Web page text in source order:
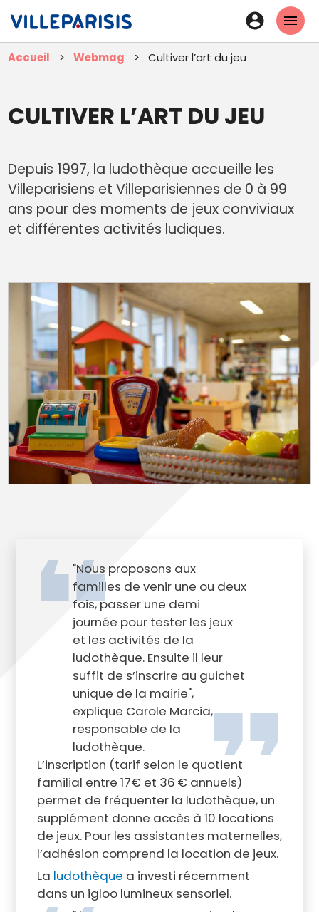
contenu
principal
En-
tête
-
Accueil Webmag Cultiver l’art du jeu
CULTIVER L’ART DU JEU
Depuis 1997, la ludothèque accueille les
Villeparisiens et Villeparisiennes de 0 à 99
ans pour des moments de jeux conviviaux
et différentes activités ludiques.
"Nous proposons aux
familles de venir une ou deux
fois, passer une demi
journée pour tester les jeux
et les activités de la
ludothèque. Ensuite il leur
suffit de s’inscrire au guichet
unique de la mairie",
explique Carole Marcia,
responsable de la
ludothèque.
L’inscription (tarif selon le quotient
familial entre 17€ et 36 € annuels)
permet de fréquenter la ludothèque, un
supplément donne accès à 10 locations
de jeux. Pour les assistantes maternelles,
l’adhésion comprend la location de jeux.
La ludothèque a investi récemment
dans un igloo lumineux sensoriel.